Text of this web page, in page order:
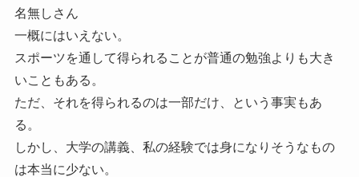
名無しさん
一概にはいえない。
スポーツを通して得られることが普通の勉強よりも大き
いこともある。
ただ、それを得られるのは一部だけ、という事実もあ
る。
しかし、大学の講義、私の経験では身になりそうなもの
は本当に少ない。